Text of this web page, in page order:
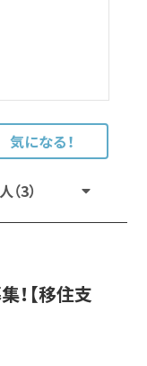
気になる！
3）
！【移住支